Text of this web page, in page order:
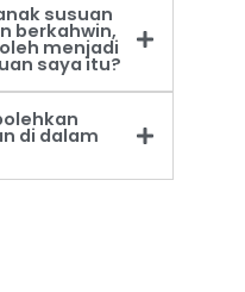
susuan
berkahwin,
menjadi
saya itu?
di dalam